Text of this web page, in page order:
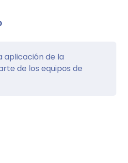
aplicación de la
de los equipos de